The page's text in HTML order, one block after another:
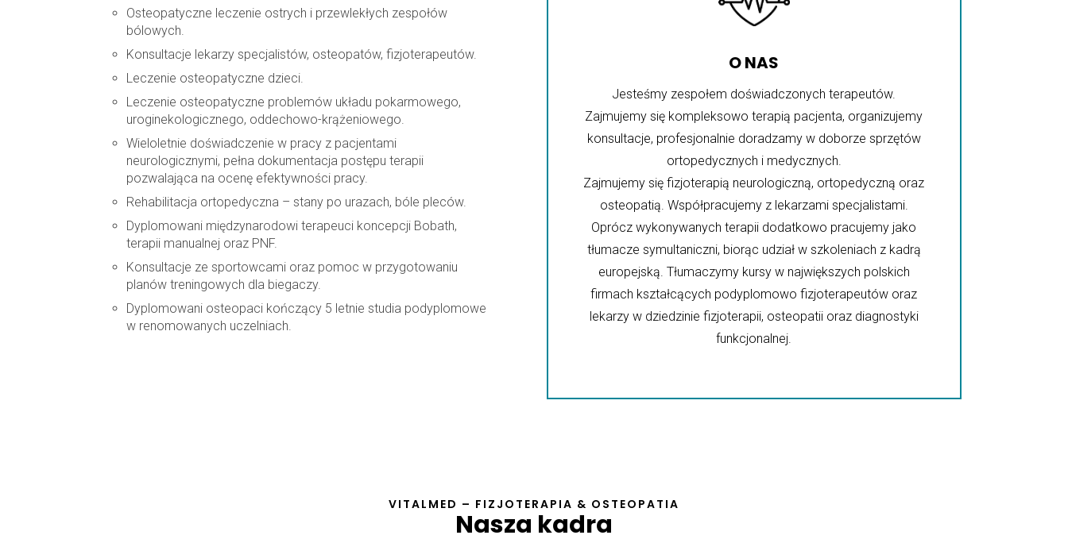
Osteopatyczne leczenie ostrych i przewlekłych zespołów
bólowych.
Konsultacje lekarzy specjalistów, osteopatów, fizjoterapeutów.
Leczenie osteopatyczne dzieci.
Leczenie osteopatyczne problemów układu pokarmowego,
uroginekologicznego, oddechowo-krążeniowego.
Wieloletnie doświadczenie w pracy z pacjentami
neurologicznymi, pełna dokumentacja postępu terapii
pozwalająca na ocenę efektywności pracy.
Rehabilitacja ortopedyczna – stany po urazach, bóle pleców.
Dyplomowani międzynarodowi terapeuci koncepcji Bobath,
terapii manualnej oraz PNF.
Konsultacje ze sportowcami oraz pomoc w przygotowaniu
planów treningowych dla biegaczy.
Dyplomowani osteopaci kończący 5 letnie studia podyplomowe
w renomowanych uczelniach.
O NAS
Jesteśmy zespołem doświadczonych terapeutów.
Zajmujemy się kompleksowo terapią pacjenta, organizujemy
konsultacje, profesjonalnie doradzamy w doborze sprzętów
ortopedycznych i medycznych.
Zajmujemy się fizjoterapią neurologiczną, ortopedyczną oraz
osteopatią. Współpracujemy z lekarzami specjalistami.
Oprócz wykonywanych terapii dodatkowo pracujemy jako
tłumacze symultaniczni, biorąc udział w szkoleniach z kadrą
europejską. Tłumaczymy kursy w największych polskich
firmach kształcących podyplomowo fizjoterapeutów oraz
lekarzy w dziedzinie fizjoterapii, osteopatii oraz diagnostyki
funkcjonalnej.
VITALMED – FIZJOTERAPIA & OSTEOPATIA
Nasza kadra